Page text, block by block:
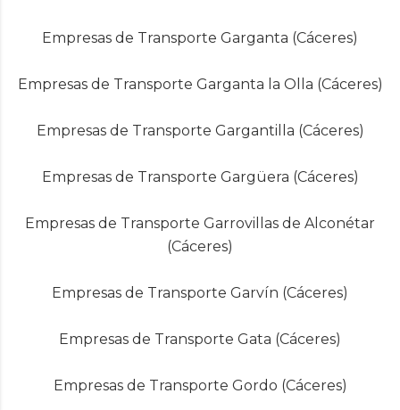
Empresas de Transporte Garganta (Cáceres)
Empresas de Transporte Garganta la Olla (Cáceres)
Empresas de Transporte Gargantilla (Cáceres)
Empresas de Transporte Gargüera (Cáceres)
Empresas de Transporte Garrovillas de Alconétar
(Cáceres)
Empresas de Transporte Garvín (Cáceres)
Empresas de Transporte Gata (Cáceres)
Empresas de Transporte Gordo (Cáceres)